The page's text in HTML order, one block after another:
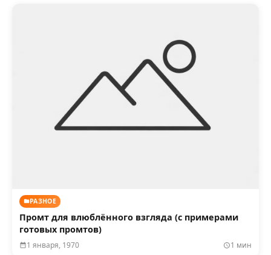
РАЗНОЕ
Промт для влюблённого взгляда (с примерами
готовых промтов)
1 января, 1970 1 мин